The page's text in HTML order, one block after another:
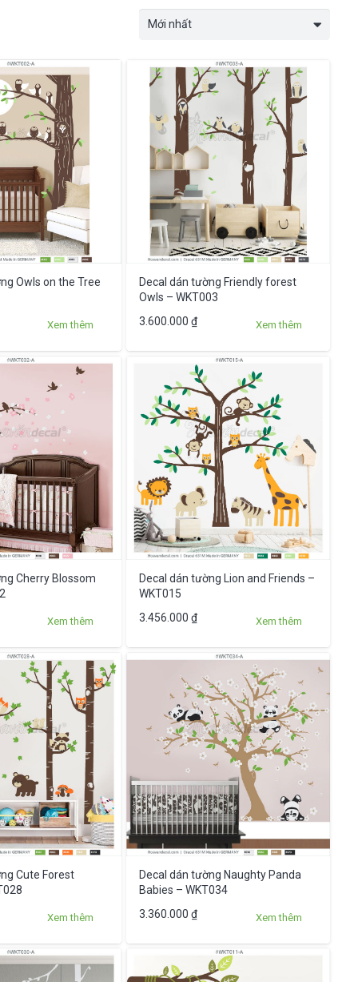
Owls on the Tree
Xem thêm
Sản
có
nhiều
biến
thể.
Các
tùy
chọn
có
thể
chọn
trên
phẩm
Decal dán tường Friendly forest
Owls – WKT003
3.600.000₫ Xem thêm
Cherry Blossom
Xem thêm
Sản
này
có
nhiều
biến
thể.
tùy
chọn
có
chọn
trên
phẩm
Decal dán tường Lion and Friends –
WKT015
3.456.000₫ Xem thêm
Cute Forest
Xem thêm
Sản
có
Decal dán tường Naughty Panda
Babies – WKT034
3.360.000₫ Xem thêm